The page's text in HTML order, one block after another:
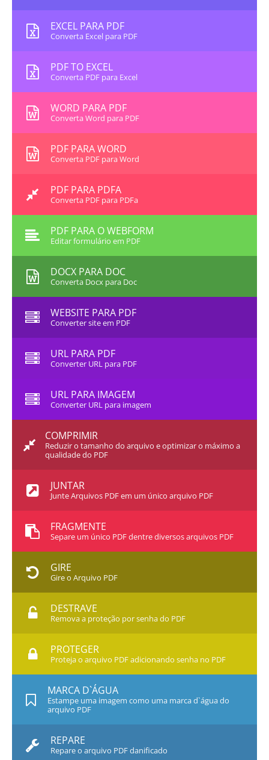
EXCEL PARA PDF
Converta Excel para PDF
PDF TO EXCEL
Converta PDF para Excel
WORD PARA PDF
Converta Word para PDF
PDF PARA WORD
Converta PDF para Word
PDF PARA PDFA
Converta PDF para PDFa
PDF PARA O WEBFORM
Editar formulário em PDF
DOCX PARA DOC
Converta Docx para Doc
WEBSITE PARA PDF
Converter site em PDF
URL PARA PDF
Converter URL para PDF
URL PARA IMAGEM
Converter URL para imagem
COMPRIMIR
Reduzir o tamanho do arquivo e optimizar o máximo a
qualidade do PDF
JUNTAR
Junte Arquivos PDF em um único arquivo PDF
FRAGMENTE
Separe um único PDF dentre diversos arquivos PDF
GIRE
Gire o Arquivo PDF
DESTRAVE
Remova a proteção por senha do PDF
PROTEGER
Proteja o arquivo PDF adicionando senha no PDF
MARCA D`ÁGUA
Estampe uma imagem como uma marca d`água do
arquivo PDF
REPARE
Repare o arquivo PDF danificado